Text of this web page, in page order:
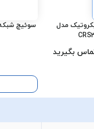
میکروتیک مدل
بگیرید